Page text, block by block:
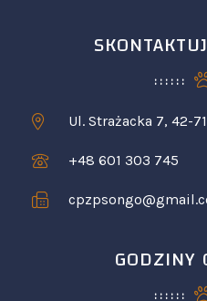
Ul. Strażacka 7, 42-
+48 601 303 745
GODZINY